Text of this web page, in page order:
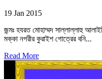
19 Jan 2015
জন্মঃ হযরত মোহাম্মদ সাল্লাল্লাহু
মক্কা নগরীর কুরাইশ গোত্রের বনি...
Read More